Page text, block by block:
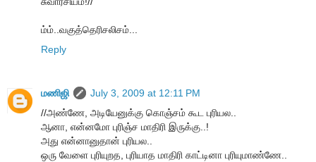
ம்ம்..வகுத்தெரிசலிசம்...
Reply
மணிஜி
July 3, 2009 at 12:11 PM
//அண்ணே, அடியேனுக்கு கொஞ்சம் கூட‌ புரியல..
ஆனா, என்னமோ புரிஞ்ச மாதிரி இருக்கு..!
அது என்னானுதான் புரியல..
ஒரு வேளை புரியுறத, புரியாத மாதிரி காட்டினா புரியுமாண்ணே..